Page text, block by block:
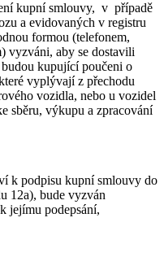
kupní smlouvy, v případě
a evidovaných v registru
formou (telefonem,
vyzváni, aby se dostavili
kupující poučeni o
vyplývají z přechodu
vozidla, nebo u vozidel
sběru, výkupu a zpracování
k podpisu kupní smlouvy do
12a), bude vyzván
jejímu podepsání,